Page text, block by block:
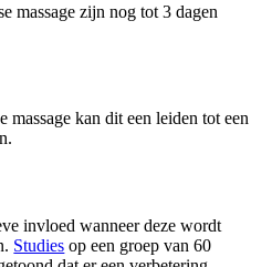
massage zijn nog tot 3 dagen
massage kan dit een leiden tot een
invloed wanneer deze wordt
Studies op een groep van 60